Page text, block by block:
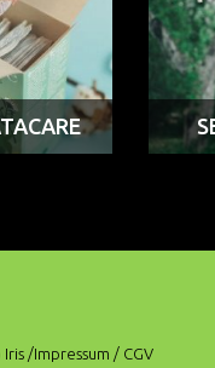
Iris /Impressum / CGV